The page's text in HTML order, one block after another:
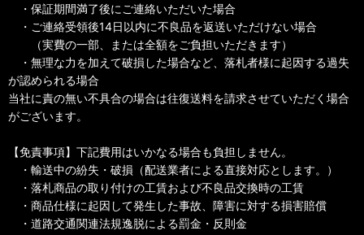
・保証期間満了後にご連絡いただいた場合
・ご連絡受領後14日以内に不良品を返送いただけない場合
（実費の一部、または全額をご負担いただきます）
・無理な力を加えて破損した場合など、落札者様に起因する過失
が認められる場合
当社に責の無い不具合の場合は往復送料を請求させていただく場合
がございます。
【免責事項】下記費用はいかなる場合も負担しません。
・輸送中の紛失・破損（配送業者による直接対応とします。）
・落札商品の取り付けの工賃および不良品交換時の工賃
・商品仕様に起因して発生した事故、障害に対する損害賠償
・道路交通関連法規逸脱による罰金・反則金